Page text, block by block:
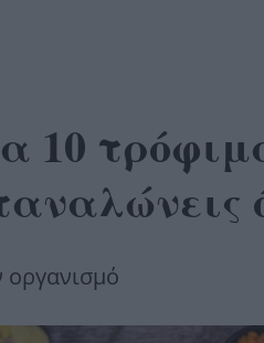
10
οργανισμό